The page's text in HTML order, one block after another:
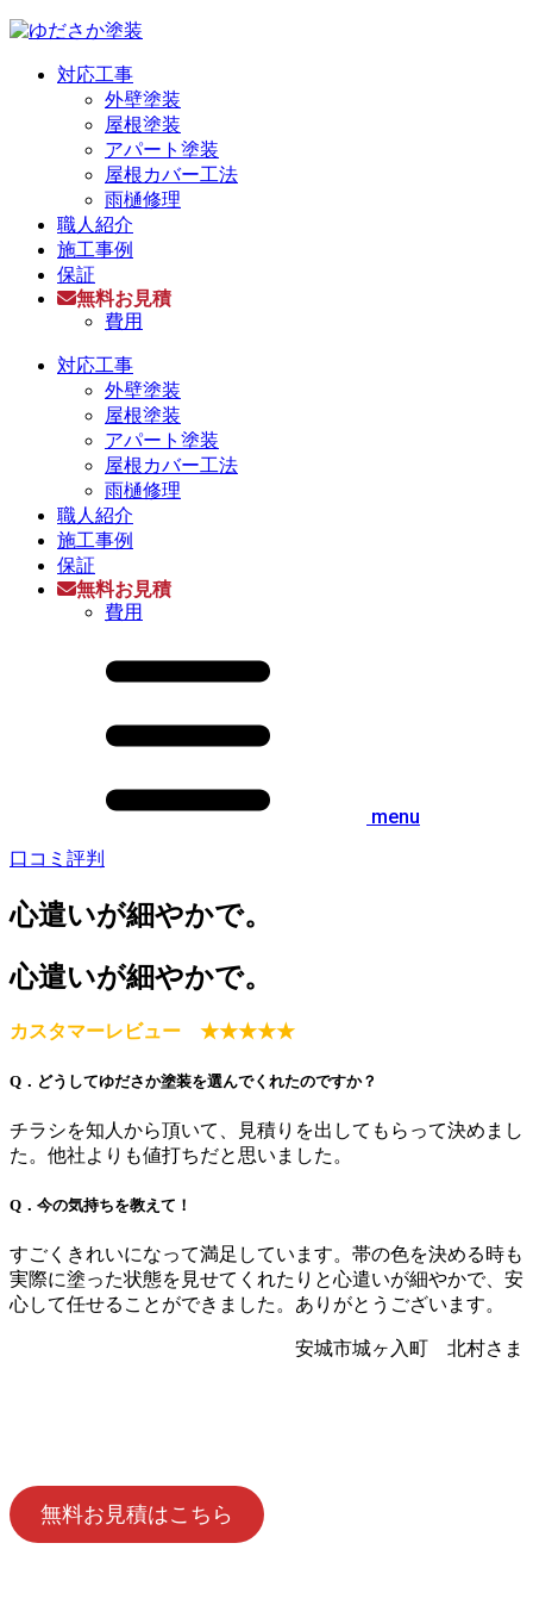
対応工事
外壁塗装
屋根塗装
アパート塗装
屋根カバー工法
雨樋修理
職人紹介
施工事例
保証
無料お見積
費用
対応工事
外壁塗装
屋根塗装
アパート塗装
屋根カバー工法
雨樋修理
職人紹介
施工事例
保証
無料お見積
費用
menu
口コミ評判
心遣いが細やかで。
心遣いが細やかで。
カスタマーレビュー ★★★★★
Q．どうしてゆださか塗装を選んでくれたのですか？
チラシを知人から頂いて、見積りを出してもらって決めまし
た。他社よりも値打ちだと思いました。
Q．今の気持ちを教えて！
すごくきれいになって満足しています。帯の色を決める時も
実際に塗った状態を見せてくれたりと心遣いが細やかで、安
心して任せることができました。ありがとうございます。
安城市城ヶ入町 北村さま
無料お見積はこちら